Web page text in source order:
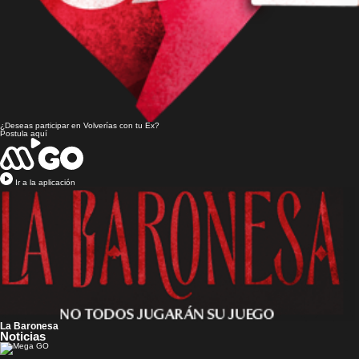
¿Deseas participar en Volverías con tu Ex?
Postula aquí
Ir a la aplicación
La Baronesa
Noticias